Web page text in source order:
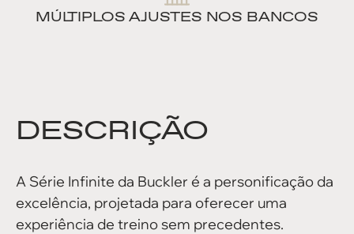
MÚLTIPLOS AJUSTES NOS BANCOS
DESCRIÇÃO
A Série Infinite da Buckler é a personificação da
excelência, projetada para oferecer uma
experiência de treino sem precedentes.